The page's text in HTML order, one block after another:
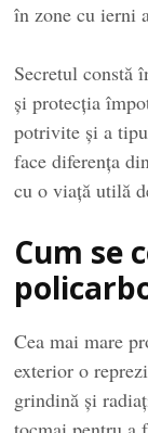
în zone cu ierni
Secretul constă
și protecția
potrivite și a
face diferența
cu o viață utilă
Cum se
Cea mai mare
exterior o
grindină și